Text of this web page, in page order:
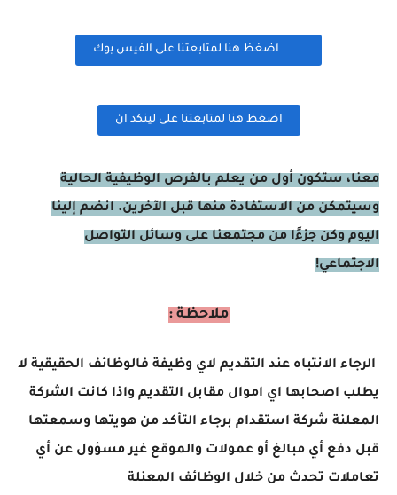
اضغظ هنا لمتابعتنا على الفيس بوك
اضغظ هنا لمتابعتنا على لينكد ان
معنا، ستكون أول من يعلم بالفرص الوظيفية الحالية
وسيتمكن من الاستفادة منها قبل الآخرين. انضم إلينا
اليوم وكن جزءًا من مجتمعنا على وسائل التواصل
الاجتماعي!
ملاحظة :
الرجاء الانتباه عند التقديم لاي وظيفة فالوظائف الحقيقية لا
يطلب اصحابها اي اموال مقابل التقديم واذا كانت الشركة
المعلنة شركة استقدام برجاء التأكد من هويتها وسمعتها
قبل دفع أي مبالغ أو عمولات والموقع غير مسؤول عن أي
تعاملات تحدث من خلال الوظائف المعنلة